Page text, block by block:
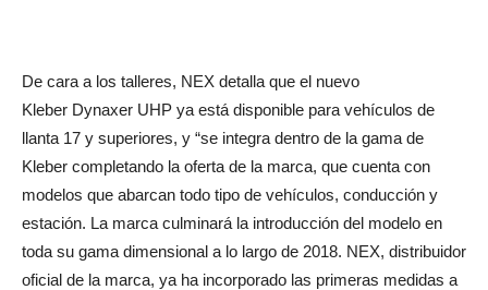
De cara a los talleres, NEX detalla que el nuevo
Kleber Dynaxer UHP ya está disponible para vehículos de
llanta 17 y superiores, y “se integra dentro de la gama de
Kleber completando la oferta de la marca, que cuenta con
modelos que abarcan todo tipo de vehículos, conducción y
estación. La marca culminará la introducción del modelo en
toda su gama dimensional a lo largo de 2018. NEX, distribuidor
oficial de la marca, ya ha incorporado las primeras medidas a